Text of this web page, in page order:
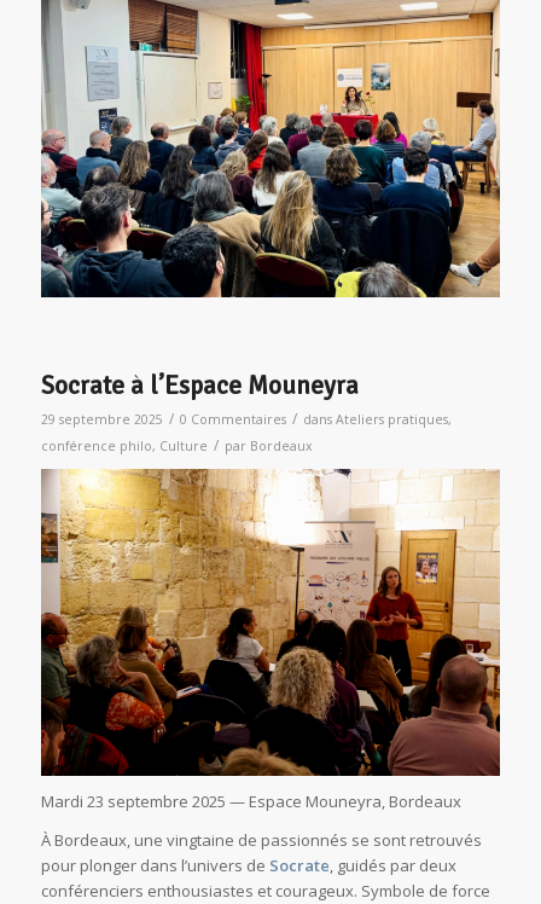
Socrate à l’Espace Mouneyra
29 septembre 2025 / 0 Commentaires / dans Ateliers pratiques,
conférence philo, Culture / par Bordeaux
Mardi 23 septembre 2025 — Espace Mouneyra, Bordeaux
À Bordeaux, une vingtaine de passionnés se sont retrouvés
pour plonger dans l’univers de Socrate, guidés par deux
conférenciers enthousiastes et courageux. Symbole de force